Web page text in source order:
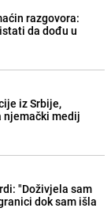
razgovora:
da dođu u
iz Srbije,
njemački medij
"Doživjela sam
dok sam išla